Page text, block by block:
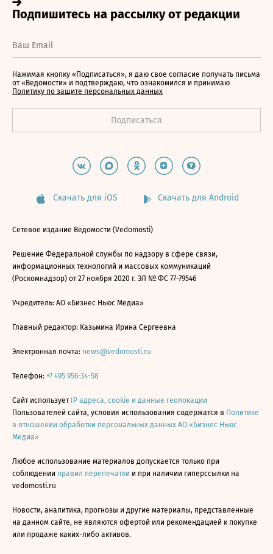
Нажимая кнопку «Подписаться», я даю свое согласие получать письма
от «Ведомости» и подтверждаю, что ознакомился и принимаю
Политику по защите персональных данных
Скачать для iOS Скачать для Android
Сетевое издание Ведомости (Vedomosti)
Решение Федеральной службы по надзору в сфере связи,
информационных технологий и массовых коммуникаций
(Роскомнадзор) от 27 ноября 2020 г. ЭЛ № ФС 77-79546
Учредитель: АО «Бизнес Ньюс Медиа»
Главный редактор: Казьмина Ирина Сергеевна
Электронная почта: news@vedomosti.ru
Телефон: +7 495 956-34-58
Сайт использует IP адреса, cookie и данные геолокации
Пользователей сайта, условия использования содержатся в Политике
в отношении обработки персональных данных АО «Бизнес Ньюс
Медиа»
Любое использование материалов допускается только при
соблюдении правил перепечатки и при наличии гиперссылки на
vedomosti.ru
Новости, аналитика, прогнозы и другие материалы, представленные
на данном сайте, не являются офертой или рекомендацией к покупке
или продаже каких-либо активов.